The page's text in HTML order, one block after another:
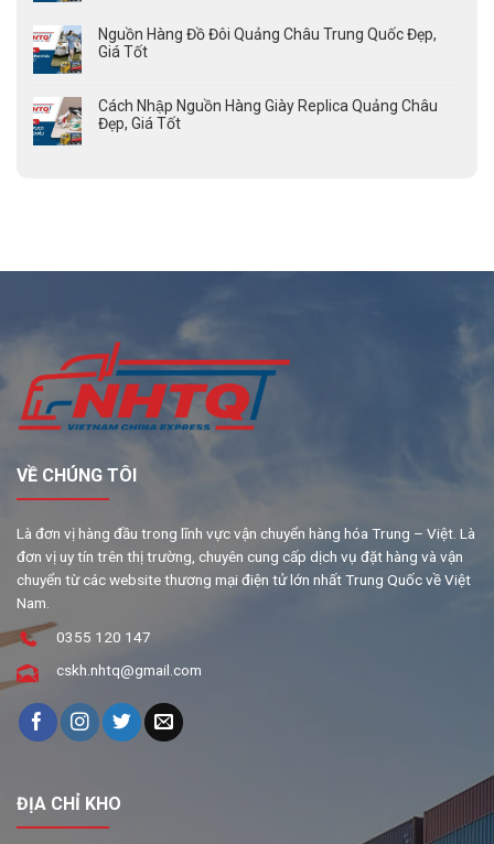
Nguồn Hàng Đồ Đôi Quảng Châu Trung Quốc Đẹp,
Giá Tốt
Cách Nhập Nguồn Hàng Giày Replica Quảng Châu
Đẹp, Giá Tốt
VỀ CHÚNG TÔI
Là đơn vị hàng đầu trong lĩnh vực vận chuyển hàng hóa Trung – Việt. Là
đơn vị uy tín trên thị trường, chuyên cung cấp dịch vụ đặt hàng và vận
chuyển từ các website thương mại điện tử lớn nhất Trung Quốc về Việt
Nam.
0355 120 147
cskh.nhtq@gmail.com
ĐỊA CHỈ KHO